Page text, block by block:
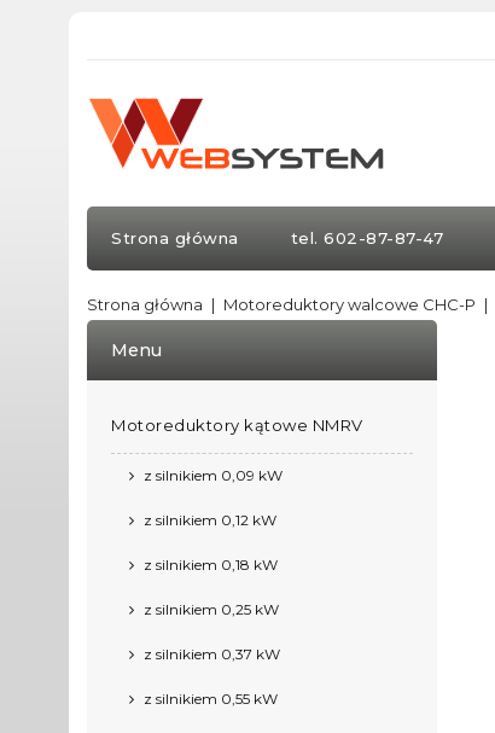
Strona główna tel. 602-87-87-47
Strona główna Motoreduktory walcowe CHC-P
Menu
Motoreduktory kątowe NMRV
z silnikiem 0,09 kW
z silnikiem 0,12 kW
z silnikiem 0,18 kW
z silnikiem 0,25 kW
z silnikiem 0,37 kW
z silnikiem 0,55 kW